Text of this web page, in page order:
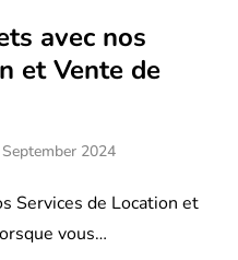
avec nos
et Vente de
2024
Services de Location et
vous…